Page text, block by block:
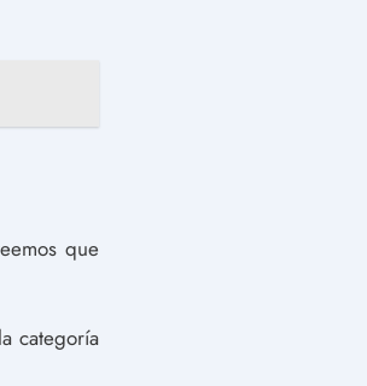
que
categoría